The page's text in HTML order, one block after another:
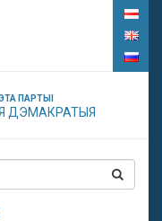
ПАРТЫІ
ДЭМАКРАТЫЯ